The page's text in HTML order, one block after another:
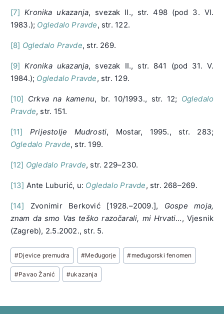
[7] Kronika ukazanja, svezak II., str. 498 (pod 3. VI.
1983.); Ogledalo Pravde, str. 122.
[8] Ogledalo Pravde, str. 269.
[9] Kronika ukazanja, svezak II., str. 841 (pod 31. V.
1984.); Ogledalo Pravde, str. 129.
[10] Crkva na kamenu, br. 10/1993., str. 12; Ogledalo
Pravde, str. 151.
[11] Prijestolje Mudrosti, Mostar, 1995., str. 283;
Ogledalo Pravde, str. 199.
[12] Ogledalo Pravde, str. 229–230.
[13] Ante Luburić, u: Ogledalo Pravde, str. 268–269.
[14] Zvonimir Berković [1928.–2009.], Gospe moja,
znam da smo Vas teško razočarali, mi Hrvati…, Vjesnik
(Zagreb), 2.5.2002., str. 5.
Post
Tags:
#Djevice premudra #Međugorje #međugorski fenomen
#Pavao Žanić #ukazanja